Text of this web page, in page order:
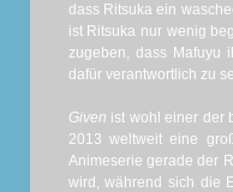
dass Ritsuka ein
ist Ritsuka nur wenig
zugeben, dass Mafuyu
dafür verantwortlich zu
Given ist wohl einer der
2013 weltweit eine
Animeserie gerade der
wird, während sich die